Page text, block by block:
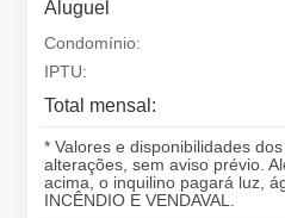
Aluguel
Condomínio:
IPTU:
Total mensal:
* Valores e disponibilidades
alterações, sem aviso prévio.
acima, o inquilino pagará luz,
INCÊNDIO E VENDAVAL.